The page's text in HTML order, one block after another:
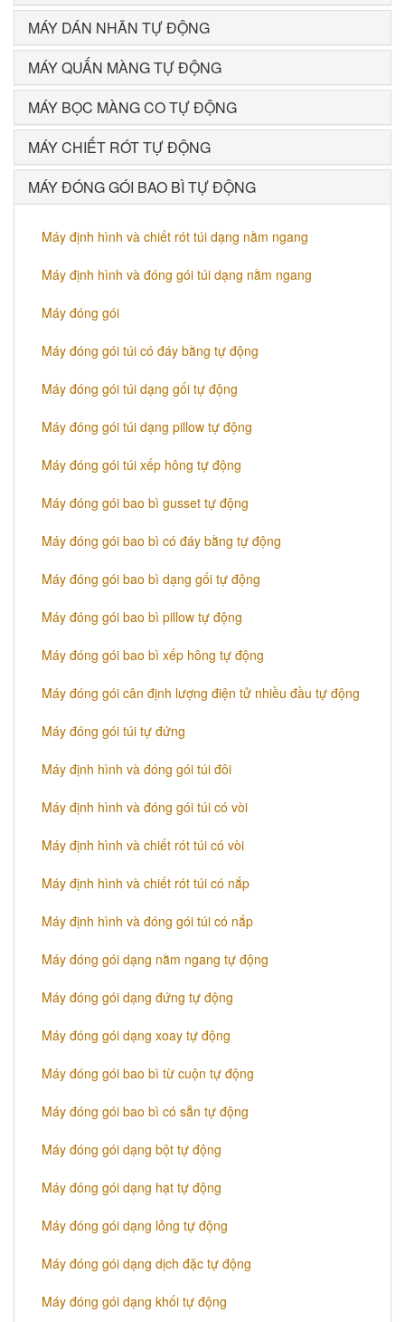
MÁY DÁN NHÃN TỰ ĐỘNG
MÁY QUẤN MÀNG TỰ ĐỘNG
MÁY BỌC MÀNG CO TỰ ĐỘNG
MÁY CHIẾT RÓT TỰ ĐỘNG
MÁY ĐÓNG GÓI BAO BÌ TỰ ĐỘNG
Máy định hình và chiết rót túi dạng nằm ngang
Máy định hình và đóng gói túi dạng nằm ngang
Máy đóng gói
Máy đóng gói túi có đáy bằng tự động
Máy đóng gói túi dạng gối tự động
Máy đóng gói túi dạng pillow tự động
Máy đóng gói túi xếp hông tự động
Máy đóng gói bao bì gusset tự động
Máy đóng gói bao bì có đáy bằng tự động
Máy đóng gói bao bì dạng gối tự động
Máy đóng gói bao bì pillow tự động
Máy đóng gói bao bì xếp hông tự động
Máy đóng gói cân định lượng điện tử nhiều đầu tự động
Máy đóng gói túi tự đứng
Máy định hình và đóng gói túi đôi
Máy định hình và đóng gói túi có vòi
Máy định hình và chiết rót túi có vòi
Máy định hình và chiết rót túi có nắp
Máy định hình và đóng gói túi có nắp
Máy đóng gói dạng nằm ngang tự động
Máy đóng gói dạng đứng tự động
Máy đóng gói dạng xoay tự động
Máy đóng gói bao bì từ cuộn tự động
Máy đóng gói bao bì có sẵn tự động
Máy đóng gói dạng bột tự động
Máy đóng gói dạng hạt tự động
Máy đóng gói dạng lỏng tự động
Máy đóng gói dạng dịch đặc tự động
Máy đóng gói dạng khối tự động